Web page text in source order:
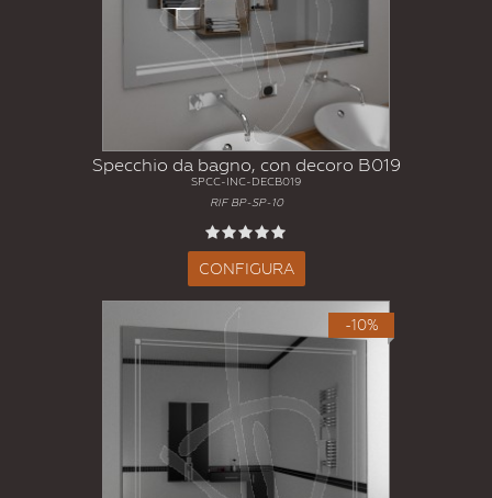
Specchio da bagno, con decoro B019
SPCC-INC-DECB019
RIF BP-SP-10
CONFIGURA
-10%